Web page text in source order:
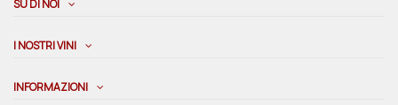
SU DI NOI
I NOSTRI VINI
INFORMAZIONI